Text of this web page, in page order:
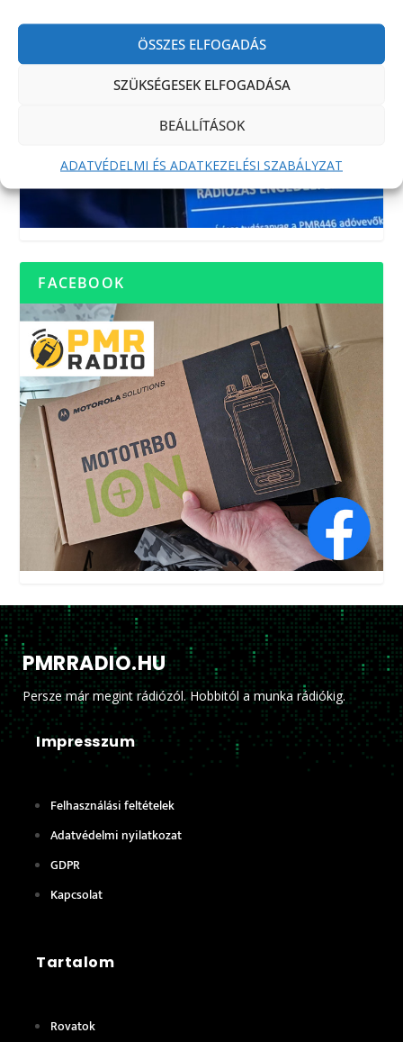
ÖSSZES ELFOGADÁS
SZÜKSÉGESEK ELFOGADÁSA
BEÁLLÍTÁSOK
ADATVÉDELMI ÉS ADATKEZELÉSI SZABÁLYZAT
FACEBOOK
PMRRADIO.HU
Persze már megint rádiózól. Hobbitól a munka rádiókig.
Impresszum
Felhasználási feltételek
Adatvédelmi nyilatkozat
GDPR
Kapcsolat
Tartalom
Rovatok